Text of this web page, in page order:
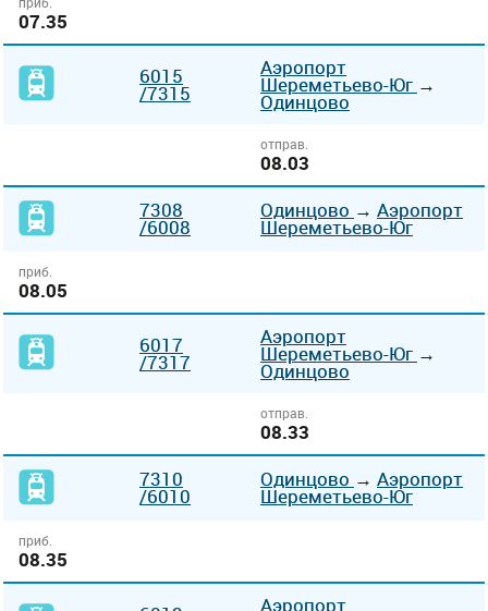
07.35
6015
/7315
Аэропорт
Шереметьево-Юг →
Одинцово
отправ.
08.03
7308
/6008
Одинцово → Аэропорт
Шереметьево-Юг
приб.
08.05
6017
/7317
Аэропорт
Шереметьево-Юг →
Одинцово
отправ.
08.33
7310
/6010
Одинцово → Аэропорт
Шереметьево-Юг
приб.
08.35
Аэропорт